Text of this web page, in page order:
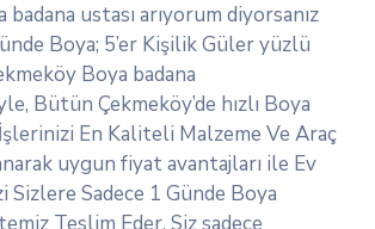
ustası arıyorum diyorsanız
Boya; 5’er Kişilik Güler yüzlü
Boya badana
Bütün Çekmeköy’de hızlı Boya
İşlerinizi En Kaliteli Malzeme Ve Araç
uygun fiyat avantajları ile Ev
Sizlere Sadece 1 Günde Boya